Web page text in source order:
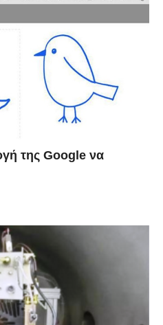
στο δρόμο, όταν
πάνω στον ίδιο, φώτα
από τις πιο δύσκολες
της Google να